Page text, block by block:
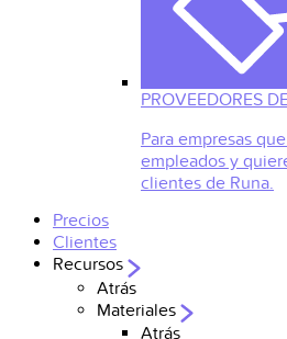
PROVEEDORES
Para empresas
empleados y
clientes de Runa.
Precios
Clientes
Recursos
Atrás
Materiales
Atrás